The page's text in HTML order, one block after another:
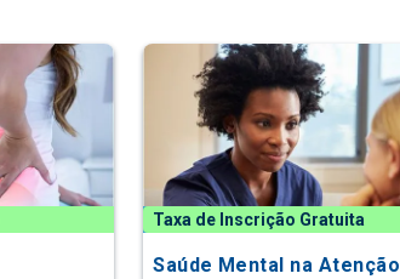
Taxa de Inscrição Gratuita
Saúde Mental na Atenção